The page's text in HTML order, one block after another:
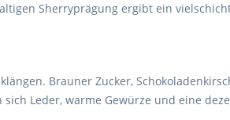
Sherryprägung ergibt ein
Brauner Zucker,
Leder, warme Gewürze und eine